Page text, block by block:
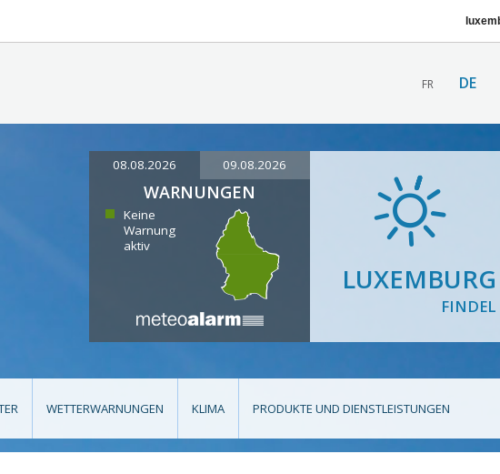
FR DE
08.08.2026 09.08.2026
WARNUNGEN
Keine
Warnung
aktiv
LUXEMBURG
FINDEL
WETTERWARNUNGEN KLIMA PRODUKTE UND DIENSTLEISTUNGEN